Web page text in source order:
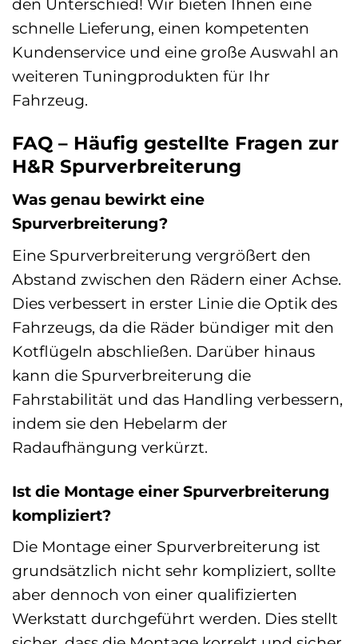
den Unterschied! Wir bieten Ihnen eine
schnelle Lieferung, einen kompetenten
Kundenservice und eine große Auswahl an
weiteren Tuningprodukten für Ihr
Fahrzeug.
FAQ – Häufig gestellte Fragen zur
H&R Spurverbreiterung
Was genau bewirkt eine
Spurverbreiterung?
Eine Spurverbreiterung vergrößert den
Abstand zwischen den Rädern einer Achse.
Dies verbessert in erster Linie die Optik des
Fahrzeugs, da die Räder bündiger mit den
Kotflügeln abschließen. Darüber hinaus
kann die Spurverbreiterung die
Fahrstabilität und das Handling verbessern,
indem sie den Hebelarm der
Radaufhängung verkürzt.
Ist die Montage einer Spurverbreiterung
kompliziert?
Die Montage einer Spurverbreiterung ist
grundsätzlich nicht sehr kompliziert, sollte
aber dennoch von einer qualifizierten
Werkstatt durchgeführt werden. Dies stellt